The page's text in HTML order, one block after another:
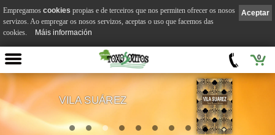
0
VILA SUÁREZ
Aceptar
Empregamos cookies propias e de terceiros que nos permiten ofrecer os nosos
servizos. Ao empregar os nosos servizos, aceptas o uso que facemos das
cookies.
Máis información